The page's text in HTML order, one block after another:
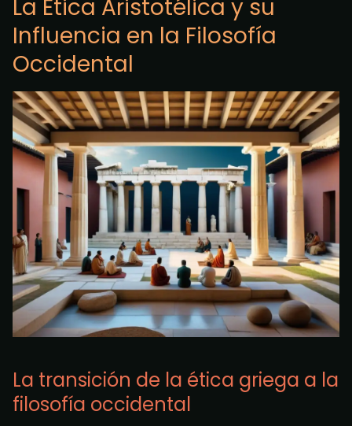
La Ética Aristotélica y su
Influencia en la Filosofía
Occidental
La transición de la ética griega a la
filosofía occidental